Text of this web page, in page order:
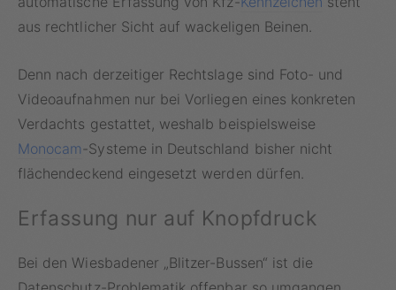
aus rechtlicher Sicht auf wackeligen Beinen.
Denn nach derzeitiger Rechtslage sind Foto- und
Videoaufnahmen nur bei Vorliegen eines konkreten
Verdachts gestattet, weshalb beispielsweise
Monocam-Systeme in Deutschland bisher nicht
flächendeckend eingesetzt werden dürfen.
Erfassung nur auf Knopfdruck
Bei den Wiesbadener „Blitzer-Bussen“ ist die